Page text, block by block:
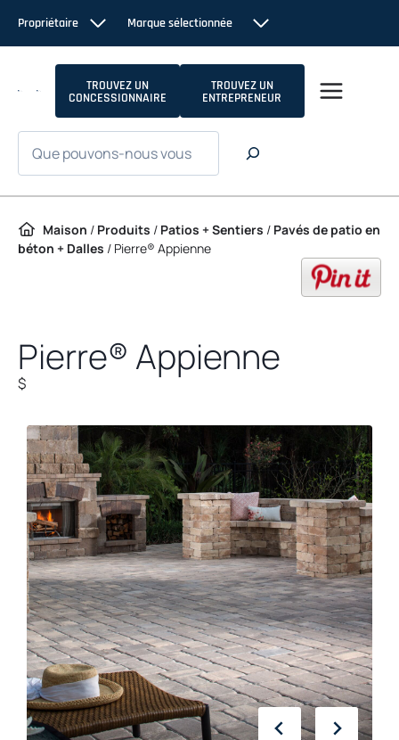
Propriétaire Marque sélectionnée
TROUVEZ UN
CONCESSIONNAIRE
TROUVEZ UN
ENTREPRENEUR
Maison / Produits / Patios + Sentiers / Pavés de patio en
béton + Dalles / Pierre® Appienne
Pierre® Appienne
$